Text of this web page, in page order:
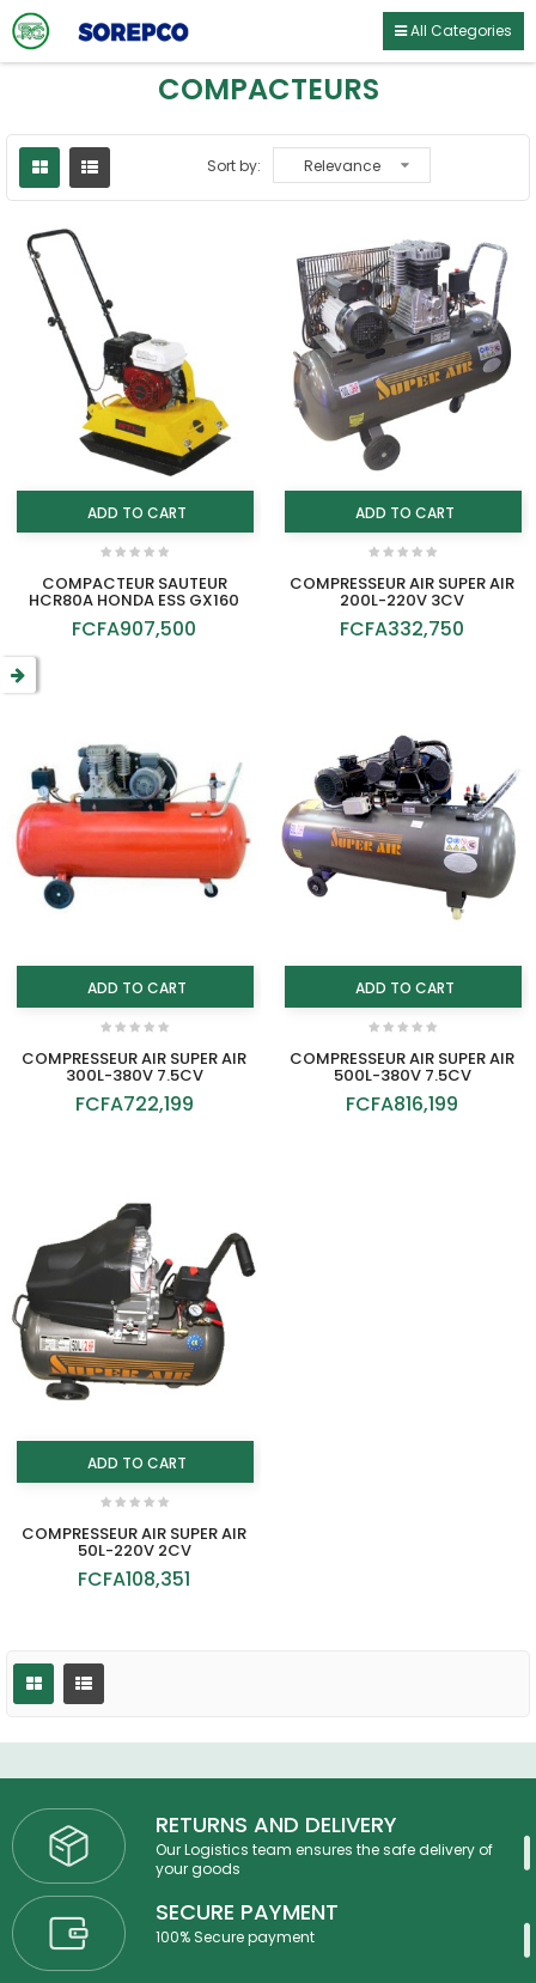
All Categories
COMPACTEURS
Sort by: Relevance
ADD TO CART
COMPACTEUR SAUTEUR
HCR80A HONDA ESS GX160
FCFA907,500
ADD TO CART
COMPRESSEUR AIR SUPER AIR
200L-220V 3CV
FCFA332,750
ADD TO CART
COMPRESSEUR AIR SUPER AIR
300L-380V 7.5CV
FCFA722,199
ADD TO CART
COMPRESSEUR AIR SUPER AIR
500L-380V 7.5CV
FCFA816,199
ADD TO CART
COMPRESSEUR AIR SUPER AIR
50L-220V 2CV
FCFA108,351
RETURNS AND DELIVERY
Our Logistics team ensures the safe delivery of
your goods
SECURE PAYMENT
100% Secure payment